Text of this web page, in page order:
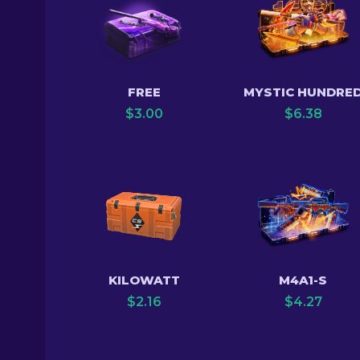
FREE
$3.00
MYSTIC
$6.38
KILOWATT
$2.16
M4A1-S
$4.27